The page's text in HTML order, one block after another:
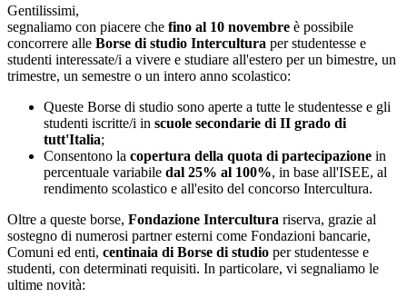
Gentilissimi,
segnaliamo con piacere che fino al 10 novembre è possibile
concorrere alle Borse di studio Intercultura per studentesse e
studenti interessate/i a vivere e studiare all'estero per un bimestre, un
trimestre, un semestre o un intero anno scolastico:
Queste Borse di studio sono aperte a tutte le studentesse e gli
studenti iscritte/i in scuole secondarie di II grado di
tutt'Italia;
Consentono la copertura della quota di partecipazione in
percentuale variabile dal 25% al 100%, in base all'ISEE, al
rendimento scolastico e all'esito del concorso Intercultura.
Oltre a queste borse, Fondazione Intercultura riserva, grazie al
sostegno di numerosi partner esterni come Fondazioni bancarie,
Comuni ed enti, centinaia di Borse di studio per studentesse e
studenti, con determinati requisiti. In particolare, vi segnaliamo le
ultime novità: